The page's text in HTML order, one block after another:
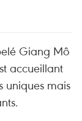
Giang Mô
accueillant
uniques mais